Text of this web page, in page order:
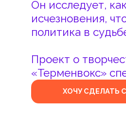
Проект о творчестве,
«Терменвокс»